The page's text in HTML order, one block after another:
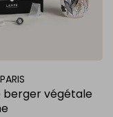
berger végétale